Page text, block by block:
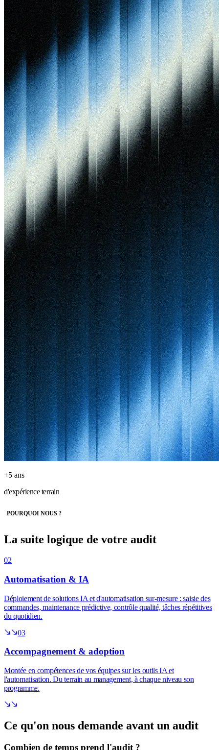
+5 ans
d'expérience terrain
POURQUOI NOUS ?
La suite logique de votre audit
02
Automatisation & IA
Déploiement de solutions IA et d'automatisation sur-mesure : saisie des
commandes, maintenance prédictive, contrôle qualité, tâches répétitives
du quotidien.
03
Accompagnement & adoption
Montée en compétences de vos équipes sur les outils IA et
l'automatisation. Du terrain au management, à chaque niveau son
programme.
Ce qu'on nous demande avant un audit
Combien de temps prend l'audit ?